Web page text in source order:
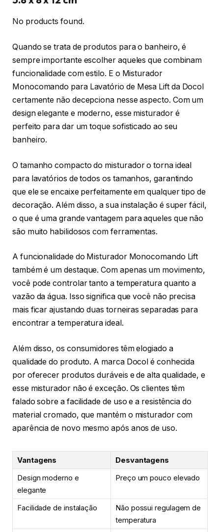
No products found.
Quando se trata de produtos para o banheiro, é
sempre importante escolher aqueles que combinam
funcionalidade com estilo. E o Misturador
Monocomando para Lavatório de Mesa Lift da Docol
certamente não decepciona nesse aspecto. Com um
design elegante e moderno, esse misturador é
perfeito para dar um toque sofisticado ao seu
banheiro.
O tamanho compacto do misturador o torna ideal
para lavatórios de todos os tamanhos, garantindo
que ele se encaixe perfeitamente em qualquer tipo de
decoração. Além disso, a sua instalação é super fácil,
o que é uma grande vantagem para aqueles que não
são muito habilidosos com ferramentas.
A funcionalidade do Misturador Monocomando Lift
também é um destaque. Com apenas um movimento,
você pode controlar tanto a temperatura quanto a
vazão da água. Isso significa que você não precisa
mais ficar ajustando duas torneiras separadas para
encontrar a temperatura ideal.
Além disso, os consumidores têm elogiado a
qualidade do produto. A marca Docol é conhecida
por oferecer produtos duráveis e de alta qualidade, e
esse misturador não é exceção. Os clientes têm
falado sobre a facilidade de uso e a resistência do
material cromado, que mantém o misturador com
aparência de novo mesmo após anos de uso.
Vantagens
Desvantagens
Design moderno e
elegante
Preço um pouco elevado
Facilidade de instalação
Não possui regulagem de
temperatura